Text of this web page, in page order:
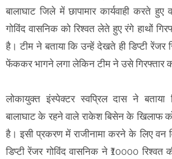
बालाघाट जिले में छापामार कार्यवाही करते हुए
गोविंद वासनिक को रिश्वत लेते हुए रंगे हाथों
है। टीम ने बताया कि उन्हें देखते ही डिप्टी रेंजर
फेंककर भागने लगा लेकिन टीम ने उसे गिरफ्तार
लोकायुक्त इंस्पेक्टर स्वप्रिल दास ने बताया
बालाघाट के रहने वाले राकेश बिसेन के खिलाफ
है। इसी प्रकरण में राजीनामा करने के लिए वन
डिप्टी रेंजर गोविंद वासनिक ने ₹10000